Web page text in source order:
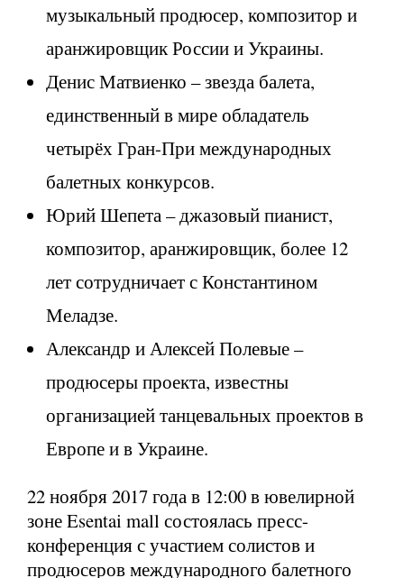
музыкальный продюсер, композитор и
аранжировщик России и Украины.
Денис Матвиенко – звезда балета,
единственный в мире обладатель
четырёх Гран-При международных
балетных конкурсов.
Юрий Шепета – джазовый пианист,
композитор, аранжировщик, более 12
лет сотрудничает с Константином
Меладзе.
Александр и Алексей Полевые –
продюсеры проекта, известны
организацией танцевальных проектов в
Европе и в Украине.
22 ноября 2017 года в 12:00 в ювелирной
зоне Esentai mall состоялась пресс-
конференция с участием солистов и
продюсеров международного балетного